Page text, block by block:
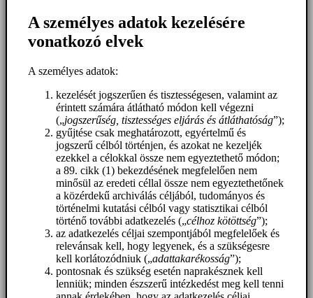
A személyes adatok kezelésére
vonatkozó elvek
A személyes adatok:
kezelését jogszerűen és tisztességesen, valamint az
érintett számára átlátható módon kell végezni
(„jogszerűség, tisztességes eljárás és átláthatóság”);
gyűjtése csak meghatározott, egyértelmű és
jogszerű célból történjen, és azokat ne kezeljék
ezekkel a célokkal össze nem egyeztethető módon;
a 89. cikk (1) bekezdésének megfelelően nem
minősül az eredeti céllal össze nem egyeztethetőnek
a közérdekű archiválás céljából, tudományos és
történelmi kutatási célból vagy statisztikai célból
történő további adatkezelés („célhoz kötöttség”);
az adatkezelés céljai szempontjából megfelelőek és
relevánsak kell, hogy legyenek, és a szükségesre
kell korlátozódniuk („adattakarékosság”);
pontosnak és szükség esetén naprakésznek kell
lenniük; minden észszerű intézkedést meg kell tenni